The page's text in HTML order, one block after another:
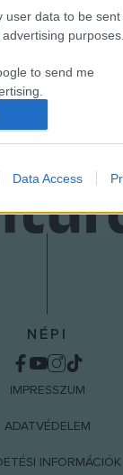
user data to be sent
purposes.
to send me
to enable storage
like cookies on
of the website or
to enable storage
including
prevention, and
Data Access
oldalon, vagy a
MEGOSZTÁS
NÉPI
IMPRESSZUM
ADATVÉDELEM
INFORMÁCIÓK